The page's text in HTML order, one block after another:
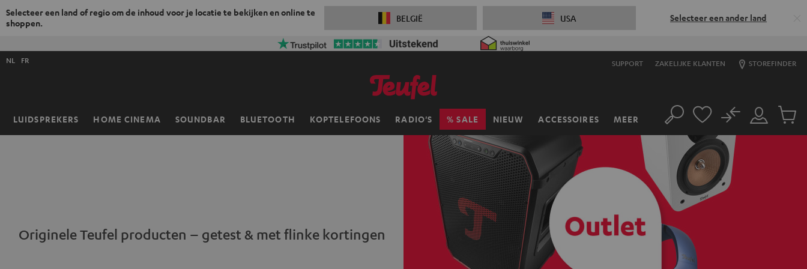
Selecteer een land of regio om de inhoud voor je locatie te bekijken en online te
shoppen.
BELGIË USA Selecteer een ander land
SUPPORT ZAKELIJKE KLANTEN STOREFINDER
LUIDSPREKERS HOME CINEMA SOUNDBAR BLUETOOTH KOPTELEFOONS RADIO'S SALE NIEUW ACCESSOIRES MEER
Selecteer
NL FR
Home Zoeken
Mijn
account
No
Originele Teufel producten – getest & met flinke kortingen